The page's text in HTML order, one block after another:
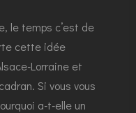
le temps c’est de
cette idée
Lorraine et
Si vous vous
a-t-elle un